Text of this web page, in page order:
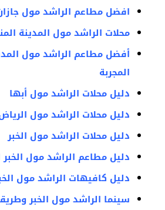
افضل مطاعم الراشد مول
محلات الراشد مول المدينة
أفضل مطاعم الراشد مول
المجربة
دليل محلات الراشد مول أبها
دليل محلات الراشد مول
دليل محلات الراشد مول الخبر
دليل مطاعم الراشد مول الخبر
دليل كافيهات الراشد مول
سينما الراشد مول الخبر